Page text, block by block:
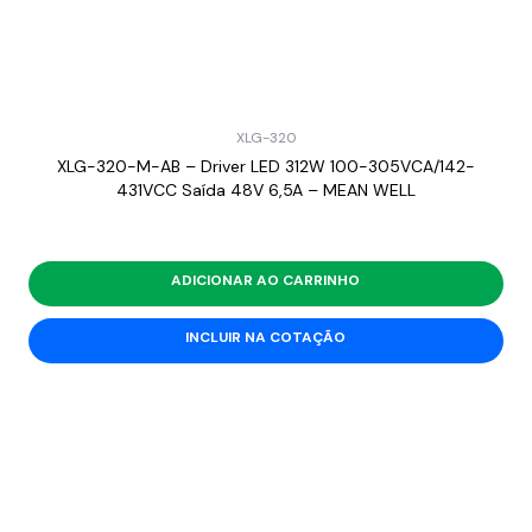
XLG-320
XLG-320-M-AB – Driver LED 312W 100-305VCA/142-
431VCC Saída 48V 6,5A – MEAN WELL
ADICIONAR AO CARRINHO
INCLUIR NA COTAÇÃO